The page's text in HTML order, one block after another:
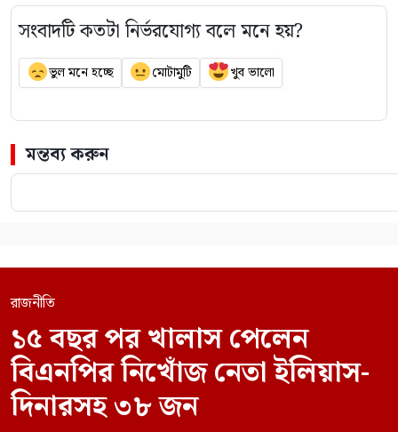
সংবাদটি কতটা নির্ভরযোগ্য বলে মনে হয়?
ভুল মনে হচ্ছে মোটামুটি খুব ভালো
মন্তব্য করুন
রাজনীতি
১৫ বছর পর খালাস পেলেন
বিএনপির নিখোঁজ নেতা ইলিয়াস-
দিনারসহ ৩৮ জন